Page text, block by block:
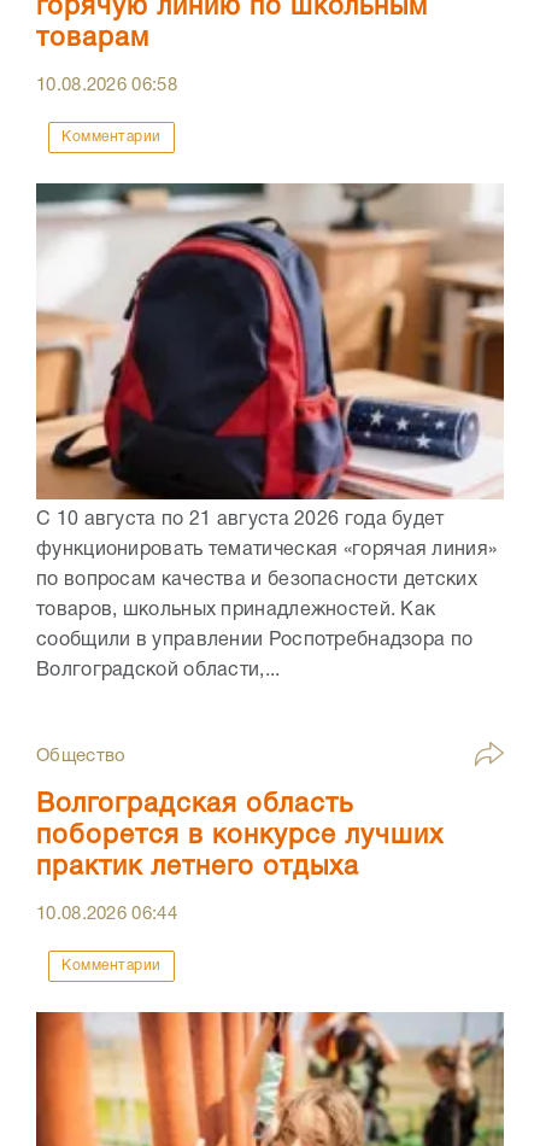
горячую линию по школьным
товарам
10.08.202606:58
Комментарии
С 10 августа по 21 августа 2026 года будет
функционировать тематическая «горячая линия»
по вопросам качества и безопасности детских
товаров, школьных принадлежностей. Как
сообщили в управлении Роспотребнадзора по
Волгоградской области,...
Общество
Волгоградская область
поборется в конкурсе лучших
практик летнего отдыха
10.08.202606:44
Комментарии